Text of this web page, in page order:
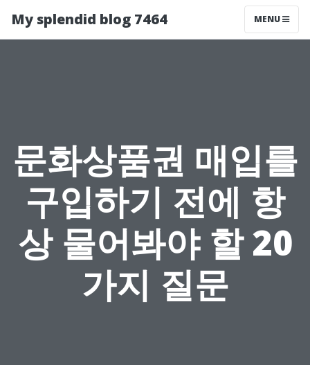
My splendid blog 7464 MENU
문화상품권 매입를
구입하기 전에 항
상 물어봐야 할 20
가지 질문